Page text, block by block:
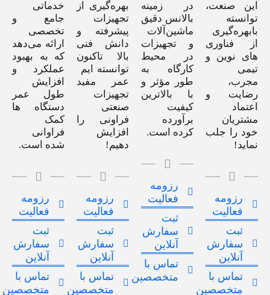
این صنعت،
توانسته
بابهره‌گیری
از فناوری
های نوین و
تیمی
مجرب،
رضایت و
اعتماد
مشتریان
خود را جلب
نماید!
رزومه
فعالیت
ثبت
سفارش
آنلاین
تماس با
متخصصین
در زمینه
بالانس دقیق
ماشین‌آلات
و تجهیزات
در محیط
کارگاه به
طور مؤثر و
با بالاترین
کیفیت
برآورده
کرده است.
رزومه
فعالیت
ثبت
سفارش
آنلاین
تماس با
متخصصین
بهره‌گیری از
تجهیزات
پیشرفته و
دانش فنی
بالا تاکنون
توانسته ایم
عمر مفید
تجهیزات
صنعتی
فراونی را
افزایش
دهیم!
رزومه
فعالیت
ثبت
سفارش
آنلاین
تماس با
متخصصین
خدماتی
جامع و
تخصصی
ارائه می‌دهد
که به بهبود
عملکرد و
افزایش
طول عمر
دستگاه ها
کمک
فراوانی
شده است.
رزومه
فعالیت
ثبت
سفارش
آنلاین
تماس با
متخصصین